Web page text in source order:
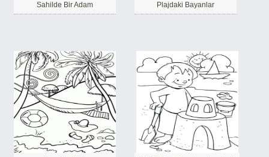
Sahilde Bir Adam Plajdaki Bayanlar